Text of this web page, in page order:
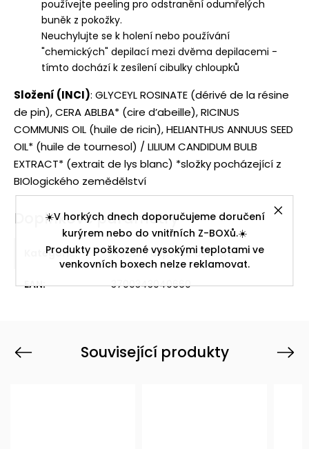
☀️V horkých dnech doporučujeme doručení
kurýrem nebo do vnitřních Z-BOXů.☀️
Produkty poškozené vysokými teplotami ve
venkovních boxech nelze reklamovat.
používejte peeling pro odstranění odumřelých
buněk z pokožky.
Neuchylujte se k holení nebo používání
"chemických" depilací mezi dvěma depilacemi -
tímto dochází k zesílení cibulky chloupků
Složení (INCI): GLYCEYL ROSINATE (dérivé de la résine
de pin), CERA ABLBA* (cire d’abeille), RICINUS
COMMUNIS OIL (huile de ricin), HELIANTHUS ANNUUS SEED
OIL* (huile de tournesol) / LILIUM CANDIDUM BULB
EXTRACT* (extrait de lys blanc) *složky pocházející z
BIOlogického zemědělství
Doplňkové parametry
Kategorie: Přírodní depilace a holení
EAN: 3700343040660
Související produkty
Previous Next